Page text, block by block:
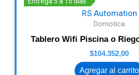
RS Automation
Domotica
Tablero Wifi Piscina o
$104.352,00
Agregar al carrito